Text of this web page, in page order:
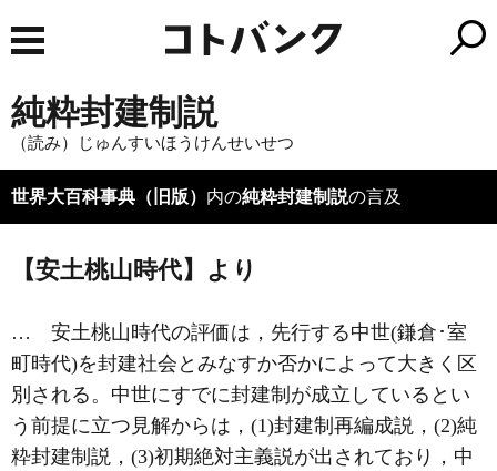
純粋封建制説
（読み）じゅんすいほうけんせいせつ
世界大百科事典（旧版） 内の純粋封建制説の言及
【安土桃山時代】より
… 安土桃山時代の評価は，先行する中世(鎌倉･室
町時代)を封建社会とみなすか否かによって大きく区
別される。中世にすでに封建制が成立しているとい
う前提に立つ見解からは，(1)封建制再編成説，(2)純
粋封建制説，(3)初期絶対主義説が出されており，中